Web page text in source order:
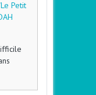
Petit